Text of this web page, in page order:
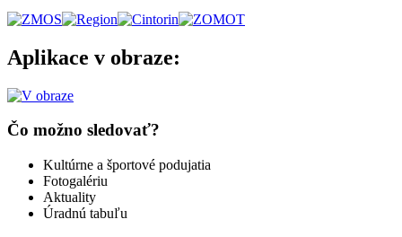
Aplikace v obraze:
Čo možno sledovať?
Kultúrne a športové podujatia
Fotogalériu
Aktuality
Úradnú tabuľu